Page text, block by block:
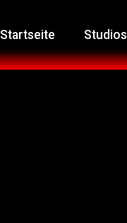
Startseite Studios